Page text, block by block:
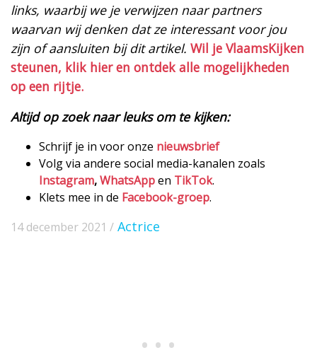
links, waarbij we je verwijzen naar partners
waarvan wij denken dat ze interessant voor jou
zijn of aansluiten bij dit artikel. Wil je VlaamsKijken
steunen, klik hier en ontdek alle mogelijkheden
op een rijtje.
Altijd op zoek naar leuks om te kijken:
Schrijf je in voor onze nieuwsbrief
Volg via andere social media-kanalen zoals
Instagram,WhatsAppen TikTok.
Klets mee in de Facebook-groep.
14 december 2021 / Actrice